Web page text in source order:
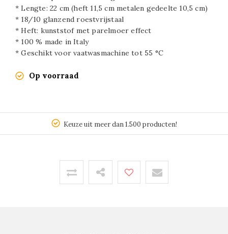
* Lengte: 22 cm (heft 11,5 cm metalen gedeelte 10,5 cm)
* 18/10 glanzend roestvrijstaal
* Heft: kunststof met parelmoer effect
* 100 % made in Italy
* Geschikt voor vaatwasmachine tot 55 °C
Op voorraad
Keuze uit meer dan 1.500 producten!